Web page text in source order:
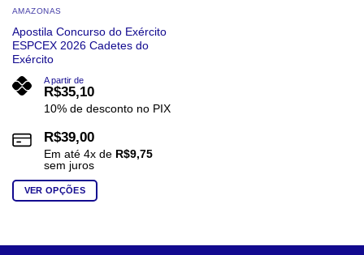
AMAZONAS
Apostila Concurso do Exército
ESPCEX 2026 Cadetes do
Exército
A partir de
R$35,10
10% de desconto no PIX
R$39,00
Em até 4x de R$9,75
sem juros
VER OPÇÕES
tem